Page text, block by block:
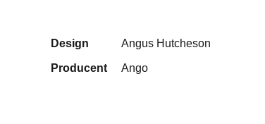
Design Angus Hutcheson
Producent Ango